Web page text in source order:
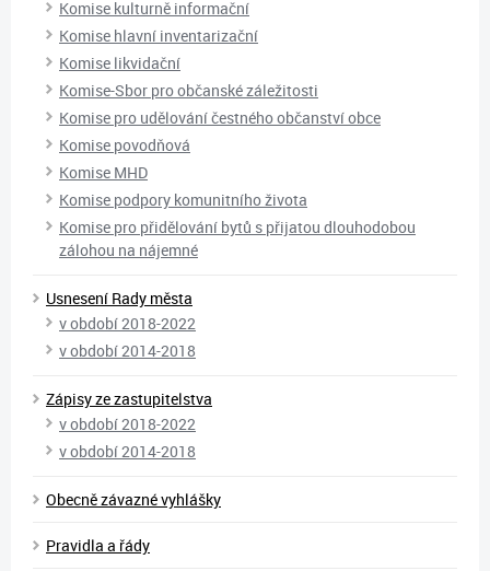
Komise kulturně informační
Komise hlavní inventarizační
Komise likvidační
Komise-Sbor pro občanské záležitosti
Komise pro udělování čestného občanství obce
Komise povodňová
Komise MHD
Komise podpory komunitního života
Komise pro přidělování bytů s přijatou dlouhodobou
zálohou na nájemné
Usnesení Rady města
v období 2018-2022
v období 2014-2018
Zápisy ze zastupitelstva
v období 2018-2022
v období 2014-2018
Obecně závazné vyhlášky
Pravidla a řády